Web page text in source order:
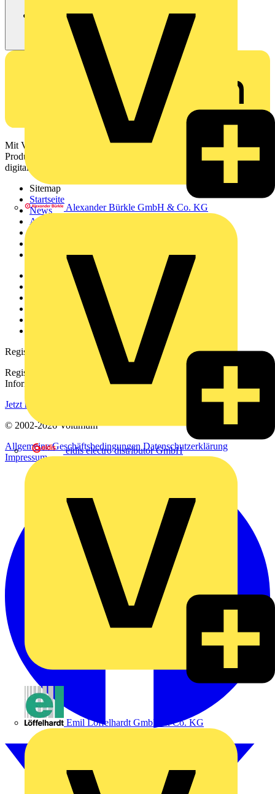
Alexander Bürkle GmbH & Co. KG
eldis electro distributor GmbH
Emil Löffelhardt GmbH & Co. KG
Mit Voltimum erhalten Elektrofachkräfte Zugang zu Branchennews,
Produktinformationen, Schulungen und Tools – alles auf einer
digitalen Plattform und Community.
Sitemap
Startseite
News
Akademie
Voltimum+
Weitere Links
Downloadbereich (PDFs)
Häufig gestellte Fragen
Registrierung
Registrieren Sie sich kostenlos und erhalten Sie stets aktuelle
Informationen aus der Elektroindustrie.
Jetzt registrieren
© 2002-2026Voltimum
Allgemeine Geschäftsbedingungen Datenschutzerklärung
Impressum